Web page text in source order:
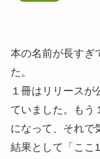
本の名前が長すぎ
た。
１冊はリリースが
ていました。もう
になって、それで
結果として「ここ